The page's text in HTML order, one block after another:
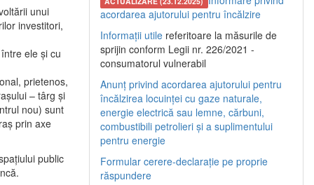
unui
investitori,
ele şi cu
prietenos,
– târg şi
nou) sunt
prin axe
public
acordarea ajutorului pentru încălzire
Informații utile referitoare la măsurile de
sprijin conform Legii nr. 226/2021 -
consumatorul vulnerabil
Anunț privind acordarea ajutorului pentru
încălzirea locuinței cu gaze naturale,
energie electrică sau lemne, cărbuni,
combustibili petrolieri și a suplimentului
pentru energie
Formular cerere-declarație pe proprie
răspundere